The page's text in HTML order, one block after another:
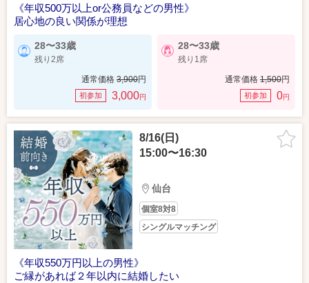
《年収500万以上or公務員などの男性》
居心地の良い関係が理想
28〜33歳
残り2席
通常価格 3,900円
初参加 3,000円
28〜33歳
残り1席
通常価格 1,500円
初参加 0円
8/16(日)
15:00〜16:30
仙台
個室8対8
シングルマッチング
《年収550万円以上の男性》
ご縁があれば２年以内に結婚したい